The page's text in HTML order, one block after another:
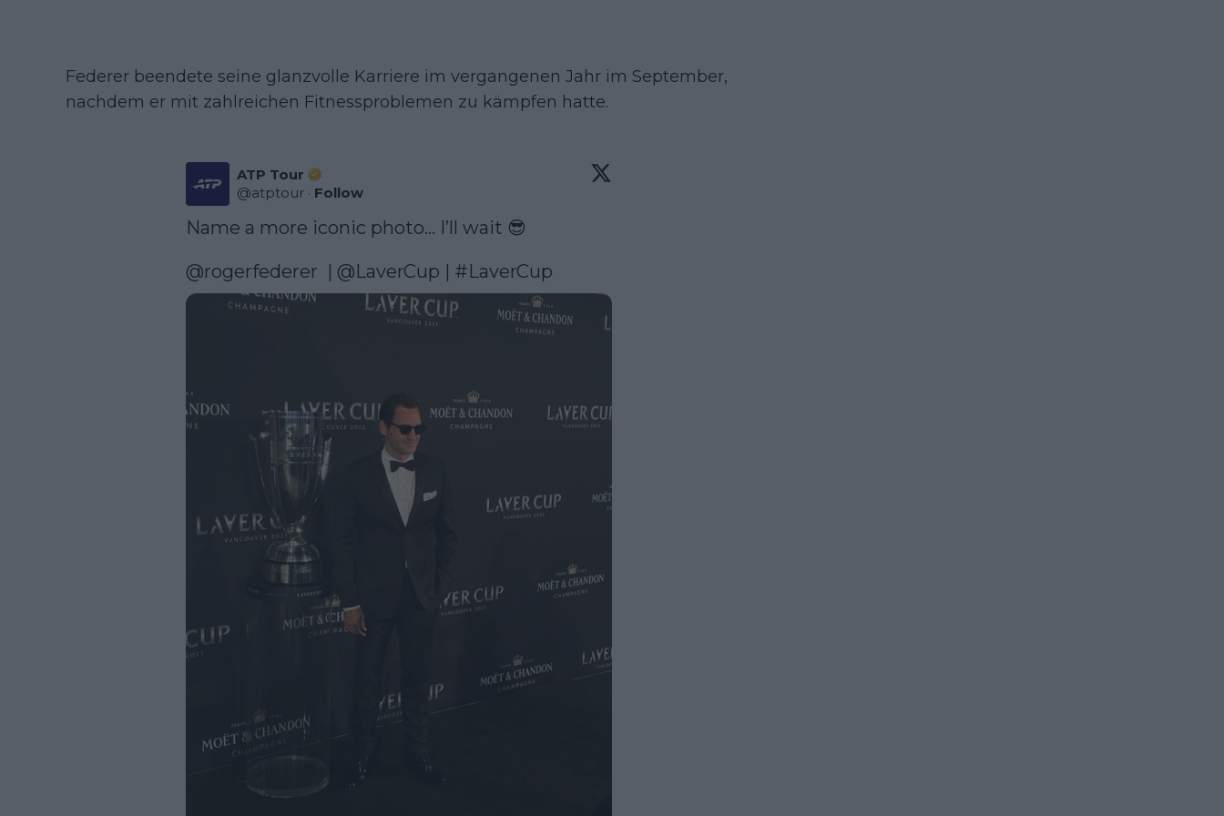
Federer beendete seine glanzvolle Karriere im vergangenen Jahr im September,
nachdem er mit zahlreichen Fitnessproblemen zu kämpfen hatte.
ATP Tour
@atptour · Follow
Name a more iconic photo… I’ll wait 😎
@rogerfederer
  |
@LaverCup | #LaverCup